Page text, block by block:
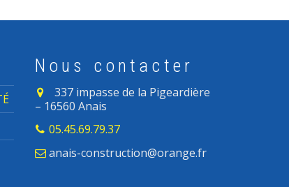
Nous contacter
337 impasse de la Pigeardière
– 16560 Anais
05.45.69.79.37
anais-construction@orange.fr